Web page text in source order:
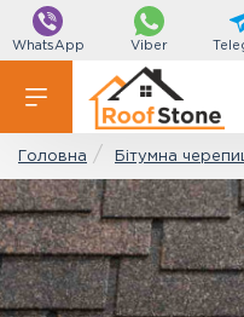
WhatsApp Viber
Головна Бітумна